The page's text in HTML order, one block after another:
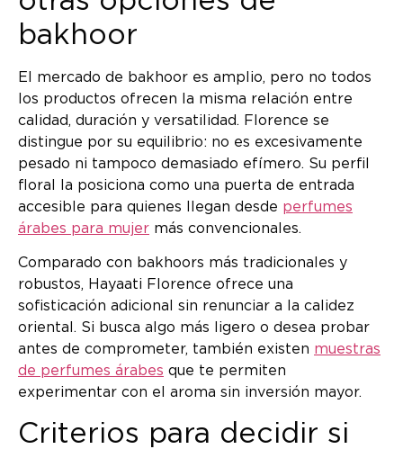
bakhoor
El mercado de bakhoor es amplio, pero no todos
los productos ofrecen la misma relación entre
calidad, duración y versatilidad. Florence se
distingue por su equilibrio: no es excesivamente
pesado ni tampoco demasiado efímero. Su perfil
floral la posiciona como una puerta de entrada
accesible para quienes llegan desde perfumes
árabes para mujer más convencionales.
Comparado con bakhoors más tradicionales y
robustos, Hayaati Florence ofrece una
sofisticación adicional sin renunciar a la calidez
oriental. Si busca algo más ligero o desea probar
antes de comprometer, también existen muestras
de perfumes árabes que te permiten
experimentar con el aroma sin inversión mayor.
Criterios para decidir si